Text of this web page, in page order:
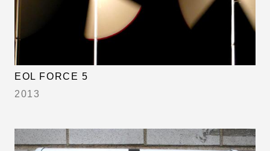
EOL FORCE 5
2013